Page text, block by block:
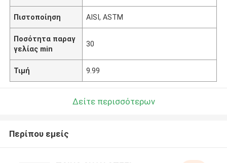
Πιστοποίηση AISI, ASTM
Ποσότητα παραγ
γελίας min
30
Τιμή 9.99
Δείτε περισσότερων
Περίπου εμείς